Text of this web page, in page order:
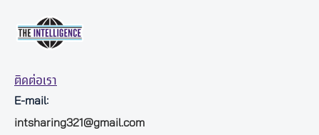
ติดต่อเรา
E-mail:
intsharing321@gmail.com